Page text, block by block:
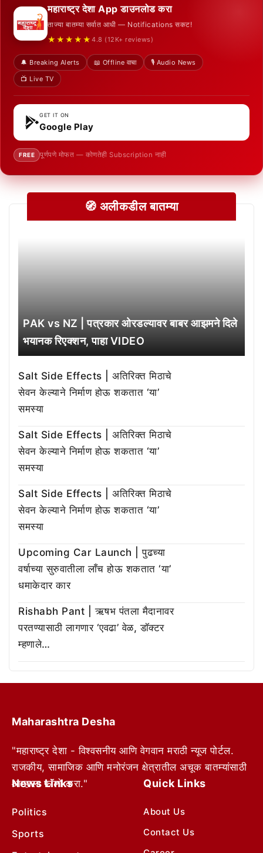
महाराष्ट्र देशा App डाउनलोड करा
ताज्या बातम्या सर्वात आधी — Notifications सकट!
★★★★★ 4.8 (12K+ reviews)
🔔 Breaking Alerts 📖 Offline वाचा
🎙️ Audio News
📺 Live TV
GET IT ON
Google Play
FREE पूर्णपणे मोफत — कोणतेही Subscription नाही
🧭 अलीकडील बातम्या
PAK vs NZ | पत्रकार ओरडल्यावर बाबर आझमने दिले
भयानक रिएक्शन, पाहा VIDEO
Salt Side Effects | अतिरिक्त मिठाचे
सेवन केल्याने निर्माण होऊ शकतात ‘या’
समस्या
Salt Side Effects | अतिरिक्त मिठाचे
सेवन केल्याने निर्माण होऊ शकतात ‘या’
समस्या
Salt Side Effects | अतिरिक्त मिठाचे
सेवन केल्याने निर्माण होऊ शकतात ‘या’
समस्या
Upcoming Car Launch | पुढच्या
वर्षाच्या सुरुवातीला लाँच होऊ शकतात ‘या’
धमाकेदार कार
Rishabh Pant | ऋषभ पंतला मैदानावर
परतण्यासाठी लागणार ‘एवढा’ वेळ, डॉक्टर
म्हणाले…
Maharashtra Desha
"महाराष्ट्र देशा - विश्वसनीय आणि वेगवान मराठी न्यूज पोर्टल.
राजकीय, सामाजिक आणि मनोरंजन क्षेत्रातील अचूक बातम्यांसाठी
आम्हाला फॉलो करा."
News Links
Politics
Sports
Quick Links
About Us
Contact Us